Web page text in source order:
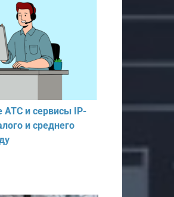
и сервисы IP-
и среднего